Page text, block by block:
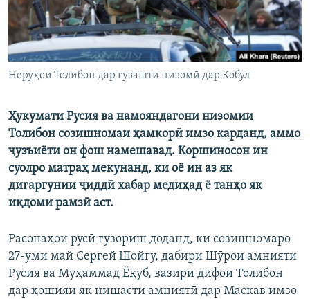
Ҳамаи сомонаҳои RFE/RL
Неруҳои Толибон дар гузашти низомӣ дар Кобул
Ҳукумати Русия ва намояндагони низомии
Толибон созишномаи ҳамкорӣ имзо карданд, аммо
ҷузъиёти он фош намешавад. Коршиносон ин
суолро матраҳ мекунанд, ки оё ин аз як
дигаргунии ҷиддӣ хабар медиҳад ё танҳо як
иқдоми рамзӣ аст.
Расонаҳои русӣ гузориш доданд, ки созишномаро
27-уми май Сергей Шойгу, дабири Шӯрои амнияти
Русия ва Муҳаммад Ёқуб, вазири дифои Толибон
дар ҳошияи як нишасти амниятӣ дар Маскав имзо